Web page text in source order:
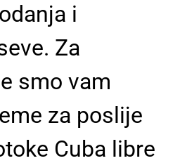
i
Za
smo vam
za poslije
Cuba libre